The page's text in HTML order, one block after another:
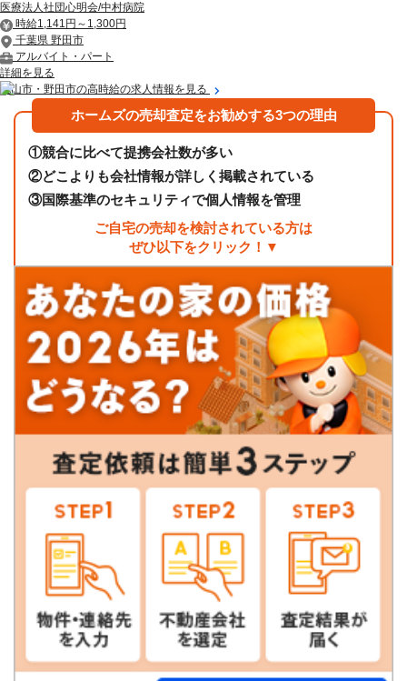
医療法人社団心明会/中村病院
時給1,141円～1,300円
千葉県 野田市
アルバイト・パート
詳細を見る
流山市・野田市の高時給の求人情報を見る
ホームズの売却査定をお勧めする3つの理由
①競合に比べて提携会社数が多い
②どこよりも会社情報が詳しく掲載されている
③国際基準のセキュリティで個人情報を管理
ご自宅の売却を検討されている方は
ぜひ以下をクリック！▼